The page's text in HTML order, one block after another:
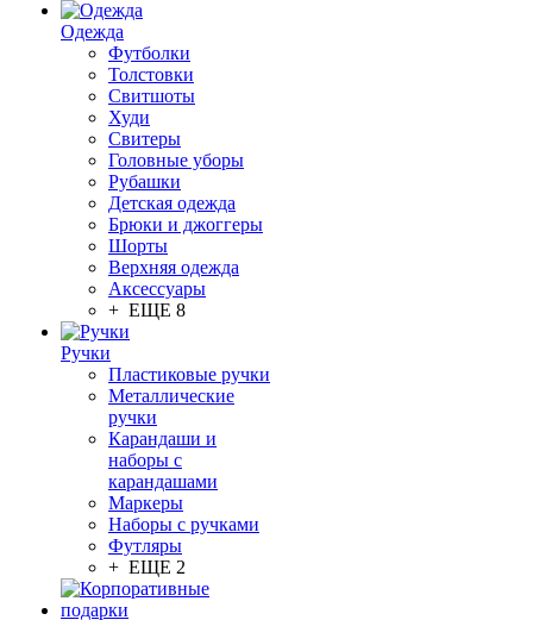
Одежда
Футболки
Толстовки
Свитшоты
Худи
Свитеры
Головные уборы
Рубашки
Детская одежда
Брюки и джоггеры
Шорты
Верхняя одежда
Аксессуары
+ ЕЩЕ 8
Ручки
Пластиковые ручки
Металлические
ручки
Карандаши и
наборы с
карандашами
Маркеры
Наборы с ручками
Футляры
+ ЕЩЕ 2